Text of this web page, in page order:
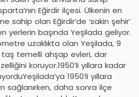
Eğirdir ilçesi. Ülkenin en
sahip olan Eğirdir’de ‘sakin şehir’
yerlerin başında Yeşilada geliyor.
uzaklıkta olan Yeşilada, 9
temelli ahşap evleri, dar
koruyor.1950’li yıllara kadar
1950’li yıllara
sağlanırken, daha sonra ilçe